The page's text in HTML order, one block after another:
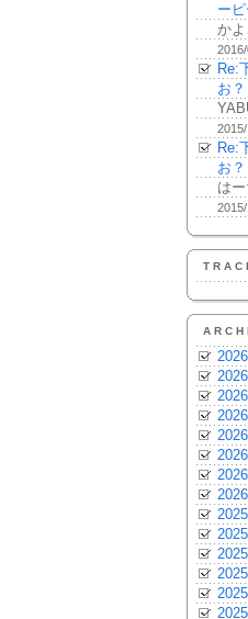
ーピ
かよ
Re:
お？
Re:
お？
は